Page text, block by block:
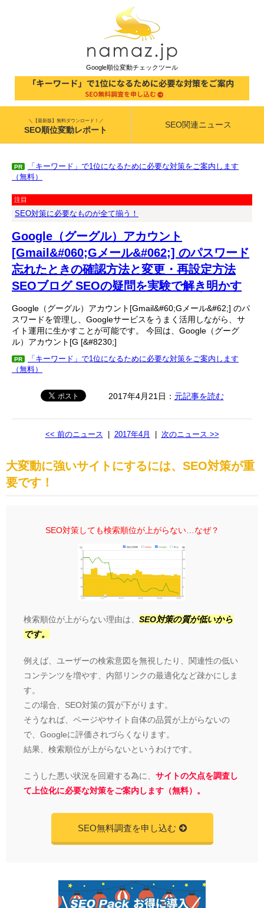
Google順位変動チェックツール
＼【最新版】無料ダウンロード！／
SEO順位変動レポート
SEO関連ニュース
PR
「キーワード」で1位になるために必要な対策をご案内します
（無料）
注目
SEO対策に必要なものが全て揃う！
Google（グーグル）アカウント
[Gmail&#060;Gメール&#062;] のパスワード
忘れたときの確認方法と変更・再設定方法
SEOブログ SEOの疑問を実験で解き明かす
Google（グーグル）アカウント[Gmail&#60;Gメール&#62;] のパ
スワードを管理し、Googleサービスをうまく活用しながら、サ
イト運用に生かすことが可能です。 今回は、Google（グーグ
ル）アカウント[G [&#8230;]
PR
「キーワード」で1位になるために必要な対策をご案内します
（無料）
2017年4月21日： 元記事を読む
<< 前のニュース 2017年4月 次のニュース >>
大変動に強いサイトにするには、SEO対策が重
要です！
SEO対策しても検索順位が上がらない…なぜ？
検索順位が上がらない理由は、 SEO対策の質が低いから
です。
例えば、ユーザーの検索意図を無視したり、関連性の低い
コンテンツを増やす、内部リンクの最適化など疎かにしま
す。
この場合、SEO対策の質が下がります。
そうなれば、ページやサイト自体の品質が上がらないの
で、Googleに評価されづらくなります。
結果、検索順位が上がらないというわけです。
こうした悪い状況を回避する為に、 サイトの欠点を調査し
て上位化に必要な対策をご案内します（無料）。
SEO無料調査を申し込む